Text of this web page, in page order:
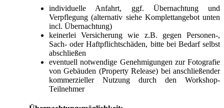
individuelle Anfahrt, ggf. Übernachtung und
Verpflegung (alternativ siehe Komplettangebot unten
incl. Übernachtung)
keinerlei Versicherung wie z.B. gegen Personen-,
Sach- oder Haftpflichtschäden, bitte bei Bedarf selbst
abschließen
eventuell notwendige Genehmigungen zur Fotografie
von Gebäuden (Property Release) bei anschließender
kommerzieller Nutzung durch den Workshop-
Teilnehmer